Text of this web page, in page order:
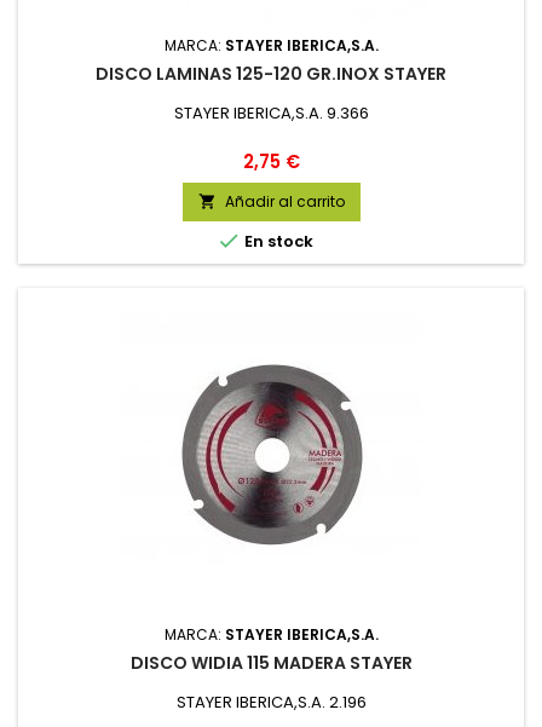
MARCA: STAYER IBERICA,S.A.
DISCO LAMINAS 125-120 GR.INOX STAYER
STAYER IBERICA,S.A. 9.366
Precio
2,75 €
 Añadir al carrito
 En stock
MARCA: STAYER IBERICA,S.A.
DISCO WIDIA 115 MADERA STAYER
STAYER IBERICA,S.A. 2.196